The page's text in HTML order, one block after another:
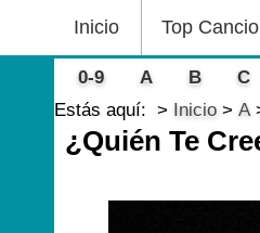
Inicio Top
0-9 A B C
Estás aquí:
Inicio A
¿Quién Te